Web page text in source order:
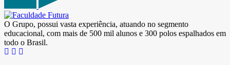
O Grupo, possui vasta experiência, atuando no segmento
educacional, com mais de 500 mil alunos e 300 polos espalhados em
todo o Brasil.